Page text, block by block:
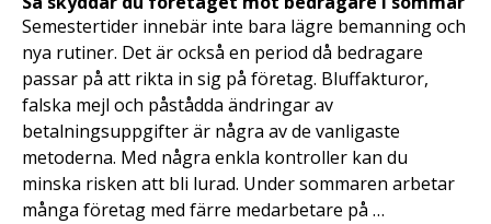
Semestertider innebär inte bara lägre bemanning och
nya rutiner. Det är också en period då bedragare
passar på att rikta in sig på företag. Bluffakturor,
falska mejl och påstådda ändringar av
betalningsuppgifter är några av de vanligaste
metoderna. Med några enkla kontroller kan du
minska risken att bli lurad. Under sommaren arbetar
många företag med färre medarbetare på …